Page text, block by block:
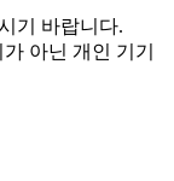
기 바랍니다.
아닌 개인 기기